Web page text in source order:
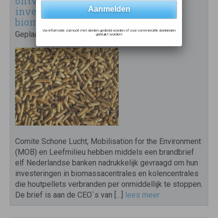
investeringen in
biomassaverbranding te staken
Geplaatst op6 januari 2021
Comite Schone Lucht, Mobilisation for the Environment
(MOB) en Leefmilieu hebben middels een brandbrief
elf Nederlandse banken nadrukkelijk gevraagd om hun
investeringen in biomassacentrales en kolencentrales
die houtpellets verbranden per onmiddellijk te stoppen.
De brief is aan de CEO`s van […] lees meer
Uw informatie zal nooit met derden gedeeld worden of voor commerciële doeleinden
gebruikt worden!